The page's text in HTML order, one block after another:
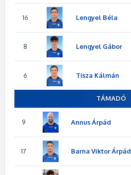
16 Lengyel Béla
8 Lengyel Gábor
6 Tisza Kálmán
TÁMADÓ
9 Annus Árpád
17 Barna Viktor Árpád